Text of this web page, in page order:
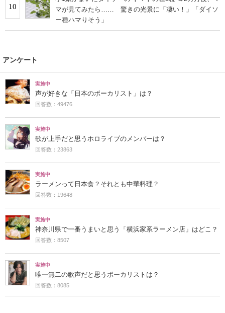
10
マが見てみたら…… 驚きの光景に「凄い！」「ダイソ
ー種ハマりそう」
アンケート
実施中
声が好きな「日本のボーカリスト」は？
回答数：49476
実施中
歌が上手だと思うホロライブのメンバーは？
回答数：23863
実施中
ラーメンって日本食？それとも中華料理？
回答数：19648
実施中
神奈川県で一番うまいと思う「横浜家系ラーメン店」はどこ？
回答数：8507
実施中
唯一無二の歌声だと思うボーカリストは？
回答数：8085